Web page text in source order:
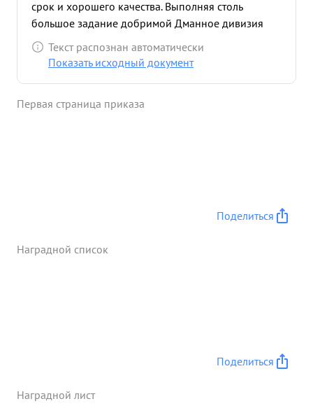
срок и хорошего качества. Выполняя столь
большое задание добримой Дманное дивизия
Одновременно несла службу по Охране и
обороне государственн границы на фронте 40 км.
справилась с вопросом боевой подготовке и на
Текст распознан автоматически
Показать исходный документ
Первая страница приказа
Поделиться
Наградной список
Поделиться
Наградной лист